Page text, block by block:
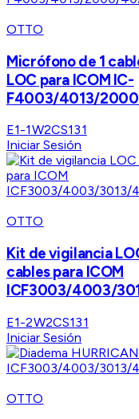
OTTO
Micrófono de 1
LOC para ICOM IC-
F4003/4013/
E1-1W2CS131
Iniciar Sesión
OTTO
Kit de vigilancia
cables para ICOM
ICF3003/4003/
E1-2W2CS131
Iniciar Sesión
OTTO